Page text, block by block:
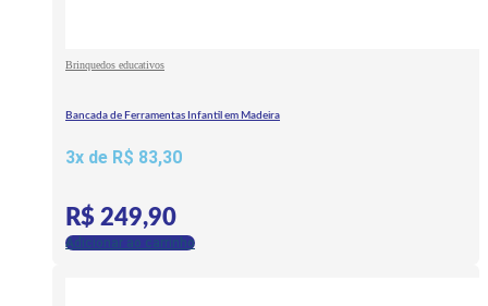
Brinquedos educativos
Bancada de Ferramentas Infantil em Madeira
3x de R$ 83,30
R$ 249,90
Adicionar ao carrinho